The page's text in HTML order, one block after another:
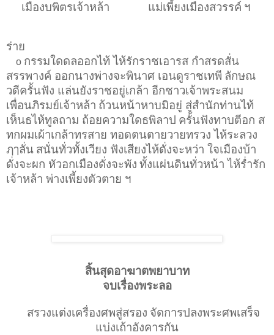
เมืองบพิตรเจ้าหล้า
แม่เพี้ยงเมืองสวรรค์ ฯ
ร่าย
o กรรมใดดลออกไท้ ไห้รักราชเอารส กำสรดสั่น
สรรพางค์ ออกนางพ่างจะพินาศ เอนดูราชเทพี ลักษณ
วดีครั้นฟัง แล่นยังราชอยู่เกล้า อีกชาวเจ้าพระสนม
เพื่อนภิรมย์เจ้าหล้า ถ้วนหน้าหาบมิอยู่ สู่สำนักท่านไท้
เห็นธไห้ทูลถาม ถ้อยความใดธพิลาป ครั้นฟังทาบตีอก ส
ทกผมเผ้าเกล้าทรสาย ทอดตนตายวายทรวง ไห้ระลวง
ฦๅลั่น สนั่นทั่วทั้งเวียง ฟังเสียงไห้ดั่งจะหว่า ใจเมืองบ้า
ดั่งจะผก หัวอกเมืองดั่งจะพัง ทั้งแผ่นดินทั่วหน้า ไห้ร่ำรัก
เจ้าหล้า พ่างเพี้ยงตัวตาย ฯ
สิ้นสุดอาฆาตพยาบาท
จบเรื่องพระลอ
สรวงแต่งเครื่องศพสู่สรอง จัดการปลงพระศพเสร็จ
แบ่งเถ้าอังคารกัน